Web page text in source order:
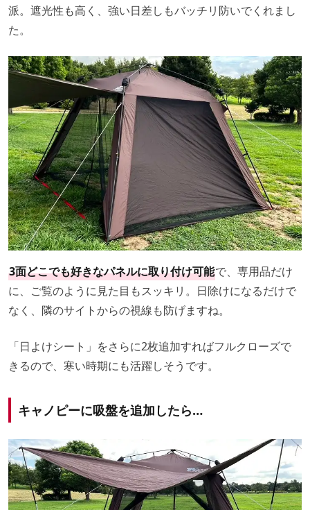
派。遮光性も高く、強い日差しもバッチリ防いでくれまし
た。
3面どこでも好きなパネルに取り付け可能で、専用品だけ
に、ご覧のように見た目もスッキリ。日除けになるだけで
なく、隣のサイトからの視線も防げますね。
「日よけシート」をさらに2枚追加すればフルクローズで
きるので、寒い時期にも活躍しそうです。
キャノピーに吸盤を追加したら…